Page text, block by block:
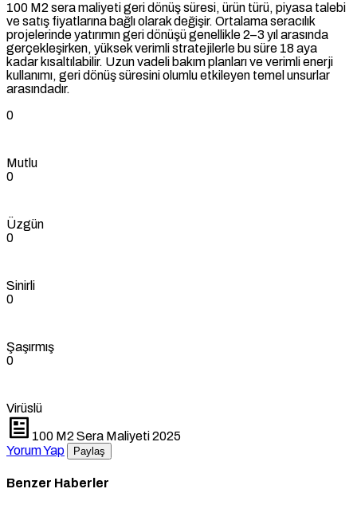
100 M2 sera maliyeti geri dönüş süresi, ürün türü, piyasa talebi
ve satış fiyatlarına bağlı olarak değişir. Ortalama seracılık
projelerinde yatırımın geri dönüşü genellikle 2–3 yıl arasında
gerçekleşirken, yüksek verimli stratejilerle bu süre 18 aya
kadar kısaltılabilir. Uzun vadeli bakım planları ve verimli enerji
kullanımı, geri dönüş süresini olumlu etkileyen temel unsurlar
arasındadır.
0
Mutlu
0
Üzgün
0
Sinirli
0
Şaşırmış
0
Virüslü
100 M2 Sera Maliyeti 2025
Yorum Yap
Paylaş
Benzer Haberler